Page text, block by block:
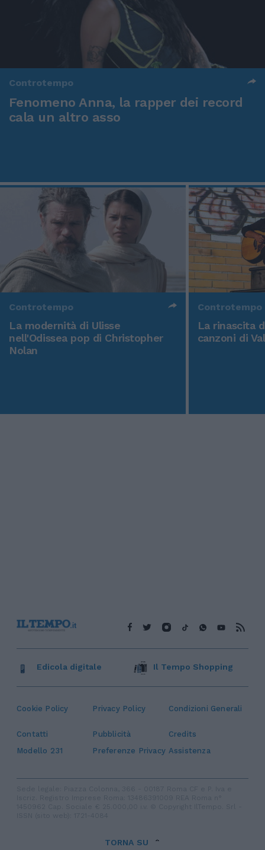
Controtempo
Fenomeno Anna, la rapper dei record
cala un altro asso
Controtempo
La modernità di Ulisse
nell'Odissea pop di Christopher
Nolan
Controtempo
La rinascita
canzoni di
Cookie Policy Privacy Policy Condizioni Generali
Contatti Pubblicità
Credits
Modello 231
Preferenze Privacy Assistenza
Edicola digitale Il Tempo Shopping
TORNA SU